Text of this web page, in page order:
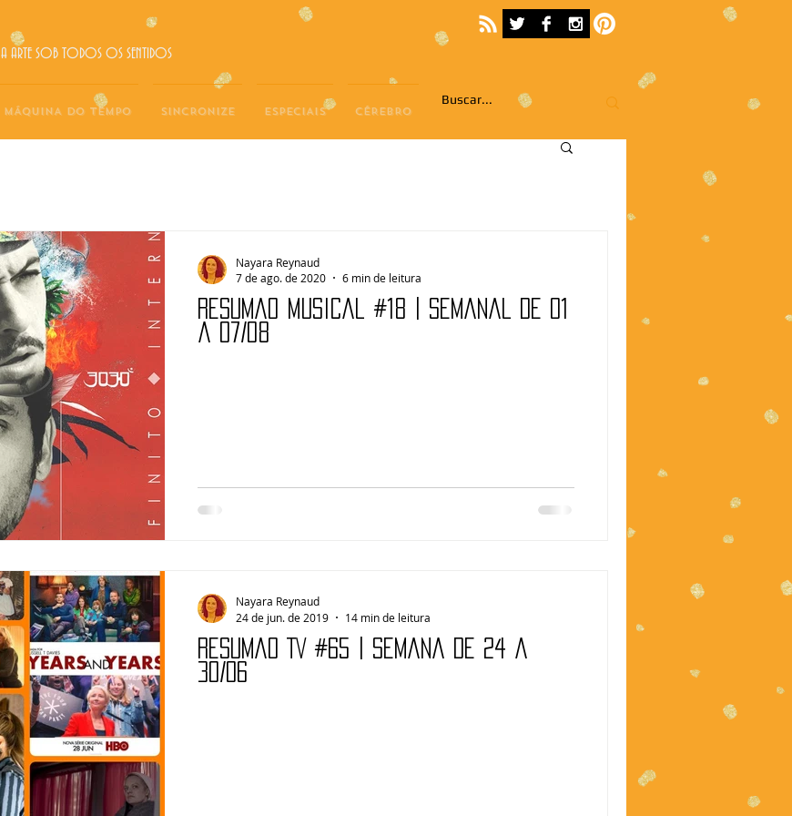
A ARTE SOB TODOS OS SENTIDOS
MÁQUINA DO TEMPO SINCRONIZE ESPECIAIS CÉREBRO
Resumão Musical #18 | Semanal de 01
a 07/08
Nayara Reynaud
7 de ago. de 2020
6 min de leitura
Resumão TV #65 | Semana de 24 a
30/06
Nayara Reynaud
24 de jun. de 2019
14 min de leitura